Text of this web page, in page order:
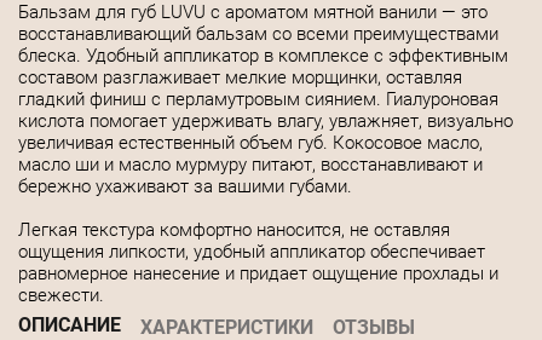
Бальзам для губ LUVU с ароматом мятной ванили — это
восстанавливающий бальзам со всеми преимуществами
блеска. Удобный аппликатор в комплексе с эффективным
составом разглаживает мелкие морщинки, оставляя
гладкий финиш с перламутровым сиянием. Гиалуроновая
кислота помогает удерживать влагу, увлажняет, визуально
увеличивая естественный объем губ. Кокосовое масло,
масло ши и масло мурмуру питают, восстанавливают и
бережно ухаживают за вашими губами.
Легкая текстура комфортно наносится, не оставляя
ощущения липкости, удобный аппликатор обеспечивает
равномерное нанесение и придает ощущение прохлады и
свежести.
ОПИСАНИЕ ХАРАКТЕРИСТИКИ ОТЗЫВЫ